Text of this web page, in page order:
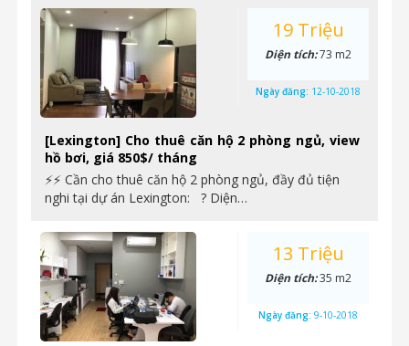
[Lexington] Cho thuê căn hộ 2 phòng ngủ, view
hồ bơi, giá 850$/ tháng
⚡⚡ Cần cho thuê căn hộ 2 phòng ngủ, đầy đủ tiện
nghi tại dự án Lexington: ? Diện…
19 Triệu
Diện tích:73 m2
Ngày đăng: 12-10-2018
13 Triệu
Diện tích:35 m2
Ngày đăng: 9-10-2018